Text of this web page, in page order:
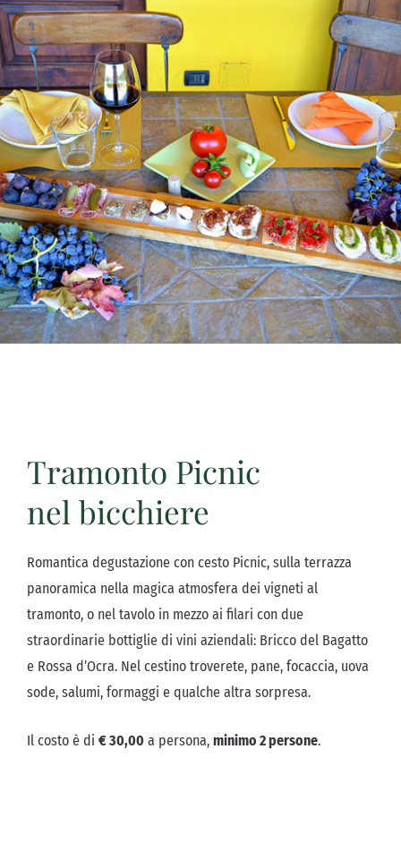
Tramonto Picnic
nel bicchiere
Romantica degustazione con cesto Picnic, sulla terrazza
panoramica nella magica atmosfera dei vigneti al
tramonto, o nel tavolo in mezzo ai filari con due
straordinarie bottiglie di vini aziendali: Bricco del Bagatto
e Rossa d’Ocra. Nel cestino troverete, pane, focaccia, uova
sode, salumi, formaggi e qualche altra sorpresa.
Il costo è di € 30,00 a persona, minimo 2 persone.